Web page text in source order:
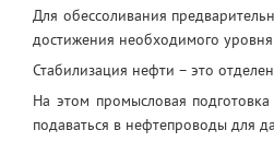
Для обессоливания
достижения необходимого
Стабилизация нефти – это
На этом промысловая
подаваться в нефтепроводы для